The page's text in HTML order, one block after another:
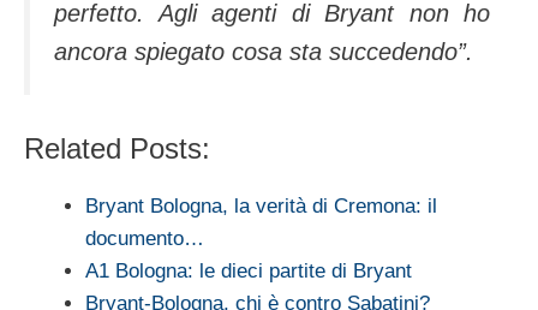
perfetto. Agli agenti di Bryant non ho
ancora spiegato cosa sta succedendo”.
Related Posts:
Bryant Bologna, la verità di Cremona: il
documento…
A1 Bologna: le dieci partite di Bryant
Bryant-Bologna, chi è contro Sabatini?